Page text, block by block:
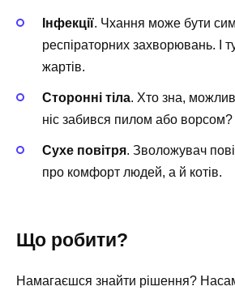
Інфекції. Чхання може бути
респіраторних захворювань. І
жартів.
Сторонні тіла. Хто зна,
ніс забився пилом або ворсом?
Сухе повітря. Зволожувач
про комфорт людей, а й котів.
Що робити?
Намагаєшся знайти рішення?